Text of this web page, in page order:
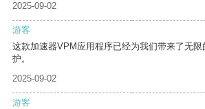
2025-09-02
游客
这款加速器VPM应用程序已经为我们带来了无
护。
2025-09-02
游客